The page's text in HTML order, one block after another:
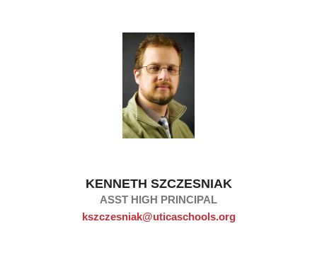
KENNETH SZCZESNIAK
ASST HIGH PRINCIPAL
kszczesniak@uticaschools.org